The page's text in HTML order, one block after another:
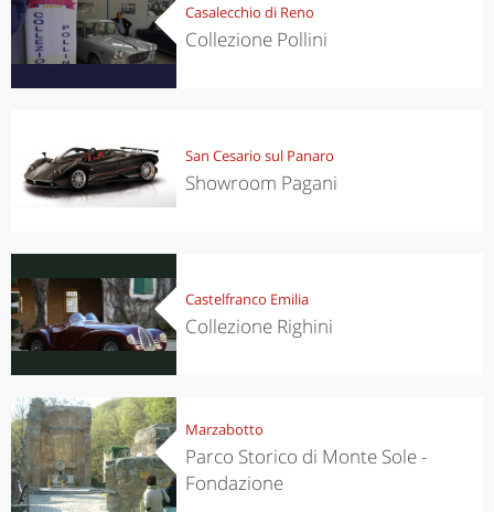
Casalecchio di Reno
Collezione Pollini
San Cesario sul Panaro
Showroom Pagani
Castelfranco Emilia
Collezione Righini
Marzabotto
Parco Storico di Monte Sole -
Fondazione